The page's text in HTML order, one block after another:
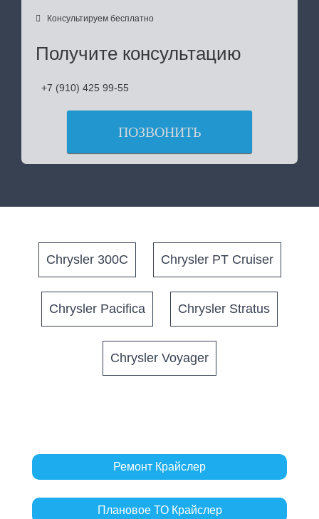
 Консультируем бесплатно
Получите консультацию
+7 (910) 425 99-55
ПОЗВОНИТЬ
Chrysler 300C Chrysler PT Cruiser
Chrysler Pacifica Chrysler Stratus
Chrysler Voyager
Ремонт Крайслер
Плановое ТО Крайслер